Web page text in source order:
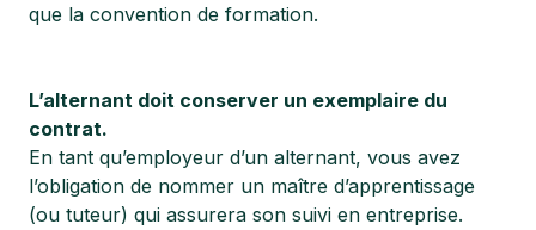
que la convention de formation.
L’alternant doit conserver un exemplaire du
contrat.
En tant qu’employeur d’un alternant, vous avez
l’obligation de nommer un maître d’apprentissage
(ou tuteur) qui assurera son suivi en entreprise.